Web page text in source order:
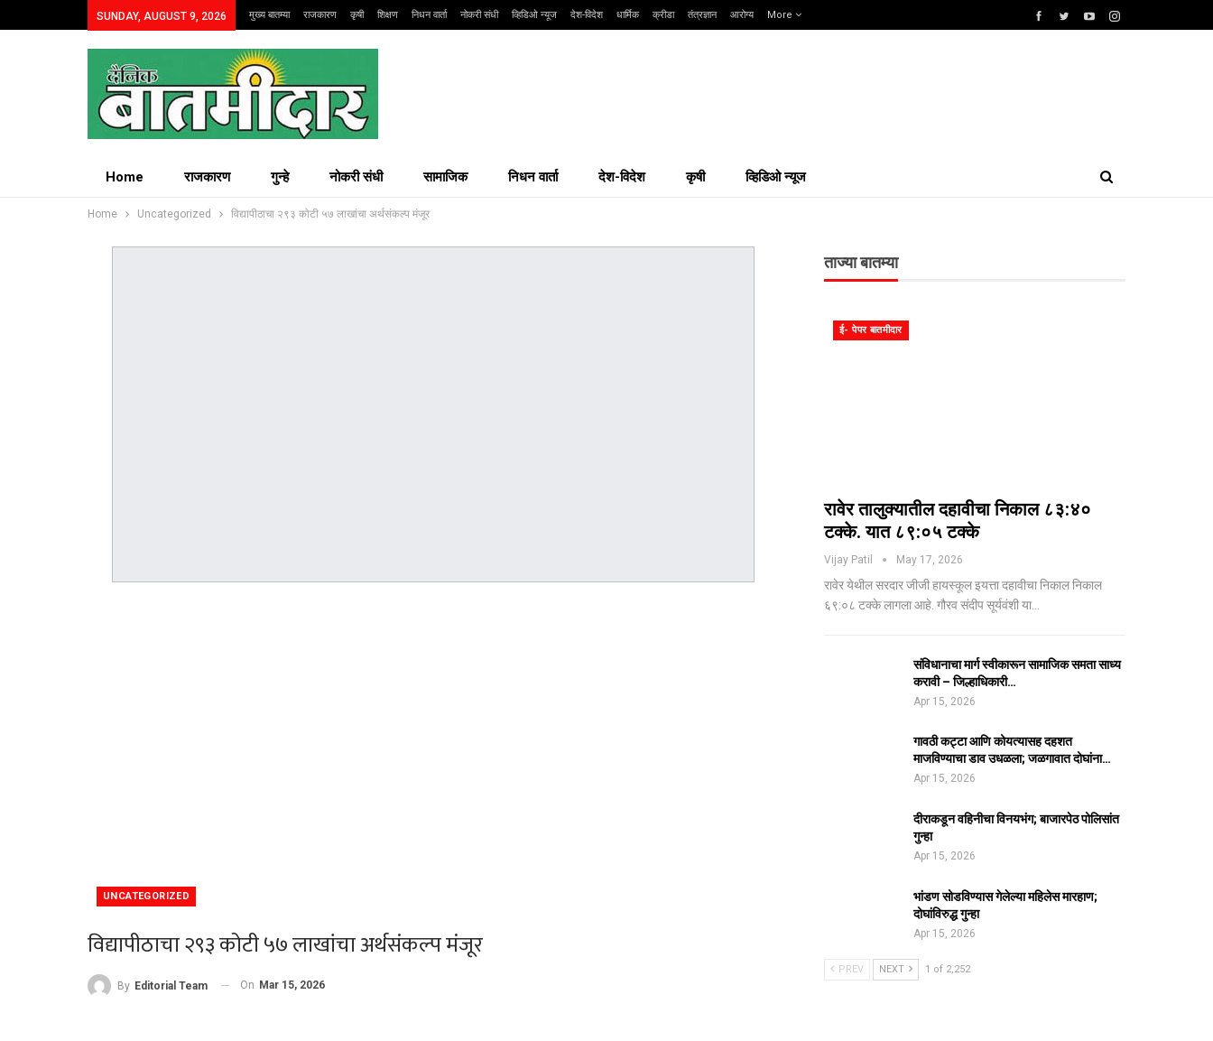
SUNDAY, AUGUST 9, 2026 मुख्य बातम्या राजकारण कृषी शिक्षण निधन वार्ता नोकरी संधी व्हिडिओ न्यूज देश-विदेश धार्मिक क्रीडा तंत्रज्ञान आरोग्य More
Home राजकारण गुन्हे नोकरी संधी सामाजिक निधन वार्ता देश-विदेश कृषी व्हिडिओ न्यूज
Home Uncategorized विद्यापीठाचा २९३ कोटी ५७ लाखांचा अर्थसंकल्प मंजूर
UNCATEGORIZED
विद्यापीठाचा २९३ कोटी ५७ लाखांचा अर्थसंकल्प मंजूर
By Editorial Team On Mar 15, 2026
ताज्या बातम्या
ई- पेपर बातमीदार
रावेर तालुक्यातील दहावीचा निकाल ८३:४०
टक्के. यात ८९:०५ टक्के
Vijay Patil May 17, 2026
रावेर येथील सरदार जीजी हायस्कूल इयत्ता दहावीचा निकाल निकाल
६९:०८ टक्के लागला आहे. गौरव संदीप सूर्यवंशी या…
संविधानाचा मार्ग स्वीकारून सामाजिक समता साध्य
करावी – जिल्हाधिकारी…
Apr 15, 2026
गावठी कट्टा आणि कोयत्यासह दहशत
माजविण्याचा डाव उधळला; जळगावात दोघांना…
Apr 15, 2026
दीराकडून वहिनीचा विनयभंग; बाजारपेठ पोलिसांत
गुन्हा
Apr 15, 2026
भांडण सोडविण्यास गेलेल्या महिलेस मारहाण;
दोघांविरुद्ध गुन्हा
Apr 15, 2026
PREV NEXT 1 of 2,252